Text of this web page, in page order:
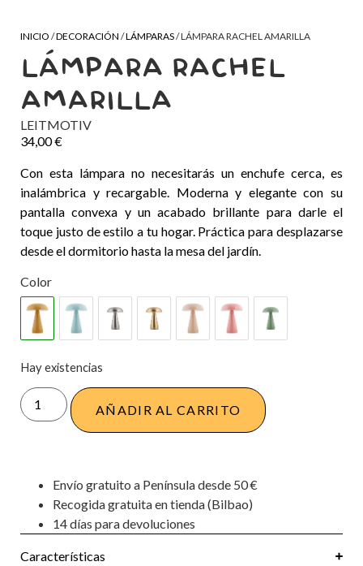
INICIO /DECORACIÓN /LÁMPARAS/ LÁMPARA RACHEL AMARILLA
LÁMPARA RACHEL
AMARILLA
LEITMOTIV
34,00€
Con esta lámpara no necesitarás un enchufe cerca, es
inalámbrica y recargable. Moderna y elegante con su
pantalla convexa y un acabado brillante para darle el
toque justo de estilo a tu hogar. Práctica para desplazarse
desde el dormitorio hasta la mesa del jardín.
Color
Hay existencias
AÑADIR AL CARRITO
Envío gratuito a Península desde 50 €
Recogida gratuita en tienda (Bilbao)
14 días para devoluciones
Características